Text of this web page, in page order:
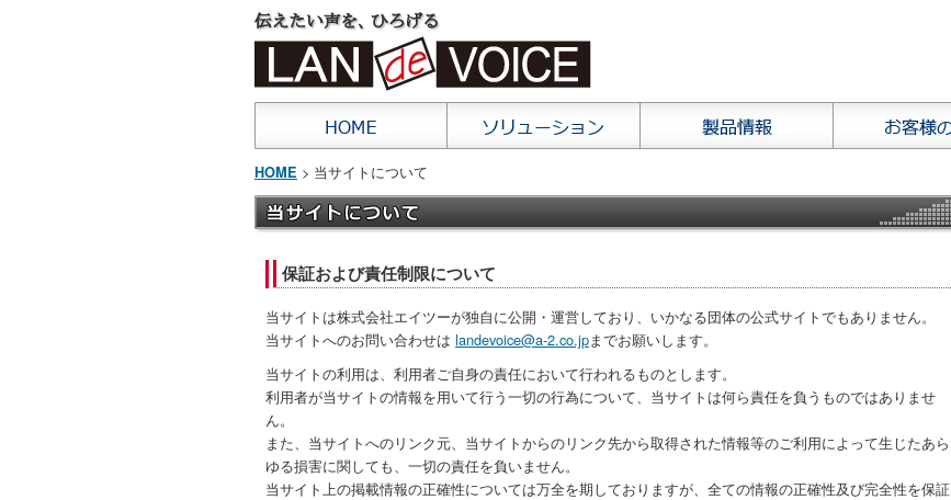
HOME > 当サイトについて
保証および責任制限について
当サイトは株式会社エイツーが独自に公開・運営しており、いかなる団体の公式サイトでもありません。
当サイトへのお問い合わせは landevoice@a-2.co.jpまでお願いします。
当サイトの利用は、利用者ご自身の責任において行われるものとします。
利用者が当サイトの情報を用いて行う一切の行為について、当サイトは何ら責任を負うものではありませ
ん。
また、当サイトへのリンク元、当サイトからのリンク先から取得された情報等のご利用によって生じたあら
ゆる損害に関しても、一切の責任を負いません。
当サイト上の掲載情報の正確性については万全を期しておりますが、全ての情報の正確性及び完全性を保証